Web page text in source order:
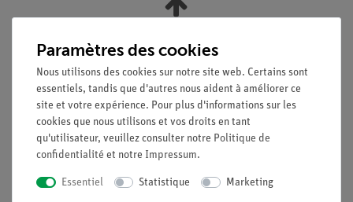
Légal
Contact
Conditions générales de vente
Mentions légales
Paramètres des cookies
Nous utilisons des cookies sur notre site web. Certains sont
essentiels, tandis que d'autres nous aident à améliorer ce
site et votre expérience. Pour plus d'informations sur les
cookies que nous utilisons et vos droits en tant
qu'utilisateur, veuillez consulter notre Politique de
confidentialité et notre Impressum.
Essentiel Statistique Marketing